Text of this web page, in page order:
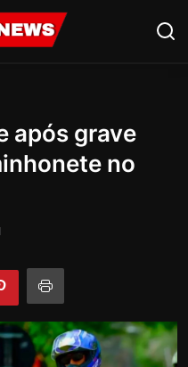
após grave
no